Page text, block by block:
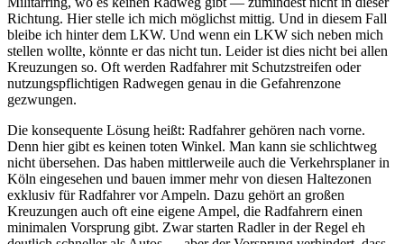
Richtung. Hier stelle ich mich möglichst mittig. Und in diesem Fall
bleibe ich hinter dem LKW. Und wenn ein LKW sich neben mich
stellen wollte, könnte er das nicht tun. Leider ist dies nicht bei allen
Kreuzungen so. Oft werden Radfahrer mit Schutzstreifen oder
nutzungspflichtigen Radwegen genau in die Gefahrenzone
gezwungen.
Die konsequente Lösung heißt: Radfahrer gehören nach vorne.
Denn hier gibt es keinen toten Winkel. Man kann sie schlichtweg
nicht übersehen. Das haben mittlerweile auch die Verkehrsplaner in
Köln eingesehen und bauen immer mehr von diesen Haltezonen
exklusiv für Radfahrer vor Ampeln. Dazu gehört an großen
Kreuzungen auch oft eine eigene Ampel, die Radfahrern einen
minimalen Vorsprung gibt. Zwar starten Radler in der Regel eh